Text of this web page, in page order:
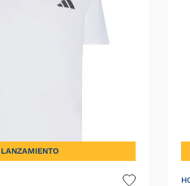
LANZAMIENTO